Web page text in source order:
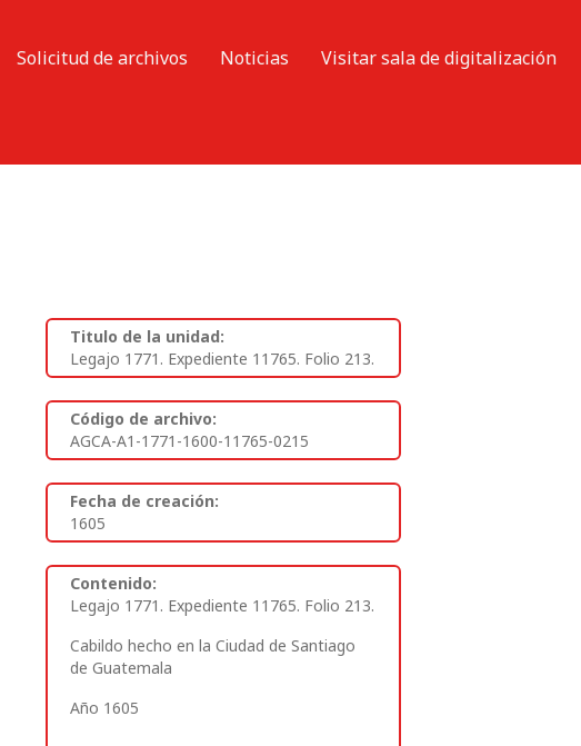
Solicitud de archivos Noticias
Visitar sala de digitalización
Titulo de la unidad:
Legajo 1771. Expediente 11765. Folio 213.
Código de archivo:
AGCA-A1-1771-1600-11765-0215
Fecha de creación:
1605
Contenido:
Legajo 1771. Expediente 11765. Folio 213.
Cabildo hecho en la Ciudad de Santiago
de Guatemala
Año 1605